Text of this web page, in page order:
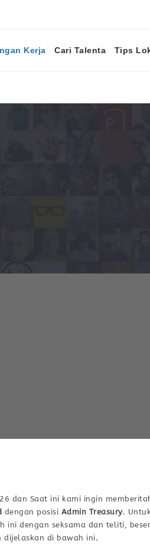
Kerja Cari Talenta Tips
dan Saat ini kami ingin
dengan posisi Admin Treasury. Untuk
ini dengan seksama dan teliti,
di bawah ini.
Admin Warehouse &
MateCareer